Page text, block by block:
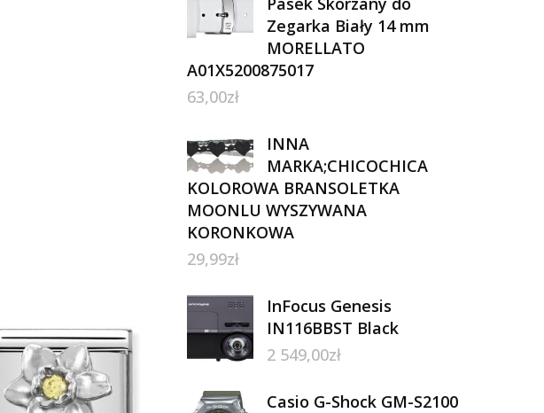
Zegarka Biały 14 mm
MORELLATO
A01X5200875017
63,00zł
INNA
MARKA;CHICOCHICA
KOLOROWA BRANSOLETKA
MOONLU WYSZYWANA
KORONKOWA
29,99zł
InFocus Genesis
IN116BBST Black
2 549,00zł
Casio G-Shock GM-S2100